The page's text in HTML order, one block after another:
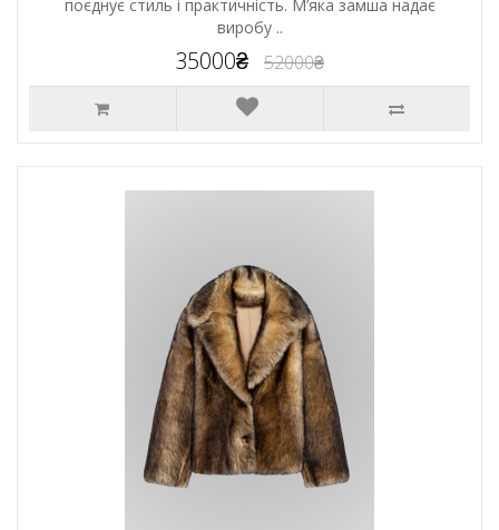
поєднує стиль і практичність. М’яка замша надає
виробу ..
35000₴ 52000₴